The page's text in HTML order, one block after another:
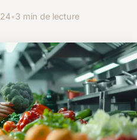
•3 min de lecture